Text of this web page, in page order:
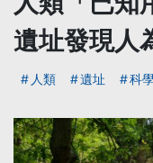
遺址發現人
人類 遺址 科